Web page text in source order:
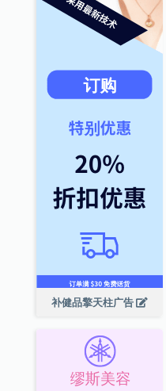
补健品擎天柱广告